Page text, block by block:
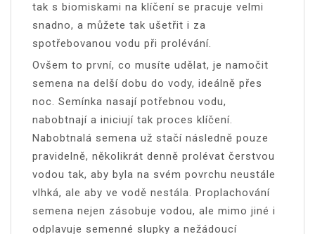
tak s biomiskami na klíčení se pracuje velmi
snadno, a můžete tak ušetřit i za
spotřebovanou vodu při prolévání.
Ovšem to první, co musíte udělat, je namočit
semena na delší dobu do vody, ideálně přes
noc. Semínka nasají potřebnou vodu,
nabobtnají a iniciují tak proces klíčení.
Nabobtnalá semena už stačí následně pouze
pravidelně, několikrát denně prolévat čerstvou
vodou tak, aby byla na svém povrchu neustále
vlhká, ale aby ve vodě nestála. Proplachování
semena nejen zásobuje vodou, ale mimo jiné i
odplavuje semenné slupky a nežádoucí